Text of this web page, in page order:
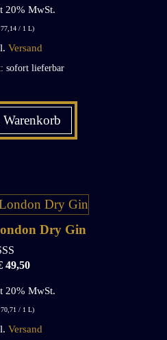
20% MwSt.
77,14 / 1 L)
Versand
sofort lieferbar
Dry Gin
49,50
20% MwSt.
70,71 / 1 L)
Versand